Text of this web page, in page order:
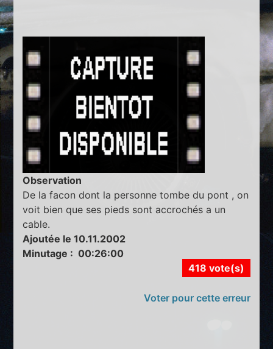
Observation
De la facon dont la personne tombe du pont , on
voit bien que ses pieds sont accrochés a un
cable.
Ajoutée le 10.11.2002
Minutage : 00:26:00
418 vote(s)
Voter pour cette erreur